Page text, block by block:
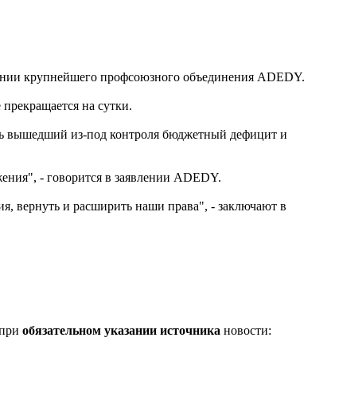
крупнейшего профсоюзного объединения ADEDY.
на сутки.
вышедший из-под контроля бюджетный дефицит и
- говорится в заявлении ADEDY.
вернуть и расширить наши права", - заключают в
обязательном указании источника новости: